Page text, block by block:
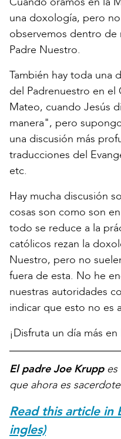
una doxología, pero
observemos dentro de
Padre Nuestro.
También hay toda una
del Padrenuestro en
Mateo, cuando Jesús
manera", pero
una discusión más
traducciones del
etc.
Hay mucha discusión
cosas son como son
todo se reduce a la
católicos rezan la
Nuestro, pero no
fuera de esta. No he
nuestras autoridades
indicar que esto no es
¡Disfruta un día más
El padre Joe Kruppes
que ahora es
Read this article in
ingles)